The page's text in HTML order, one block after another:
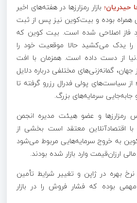
حیدریان؛ بازار رمزارزها در هفته‌های اخیر
همراه بوده و بیت‌کوین نیز پس از ثبت
فاز اصلاحی شده است. بیت کوین که
را یدک می‌کشید حالا موقعیت خود را
برتر دنیا از دست داده است. همزمان با افت
گمانه‌زنی‌های مختلفی درباره دلایل
سیاست‌های پولی فدرال رزرو گرفته تا
سرمایه‌های بزرگ.
رمزارزها و عضو هیئت مدیره انجمن
اقتصادآنلاین معتقد است بخشی از
به خروج سرمایه‌هایی مربوط می‌شود
ارزان‌قیمت وارد بازار شده بودند.
بهره در ژاپن و تغییر شرایط تأمین
بوده که فشار فروش را در بازار